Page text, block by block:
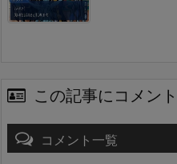
この記事にコメント
コメント一覧